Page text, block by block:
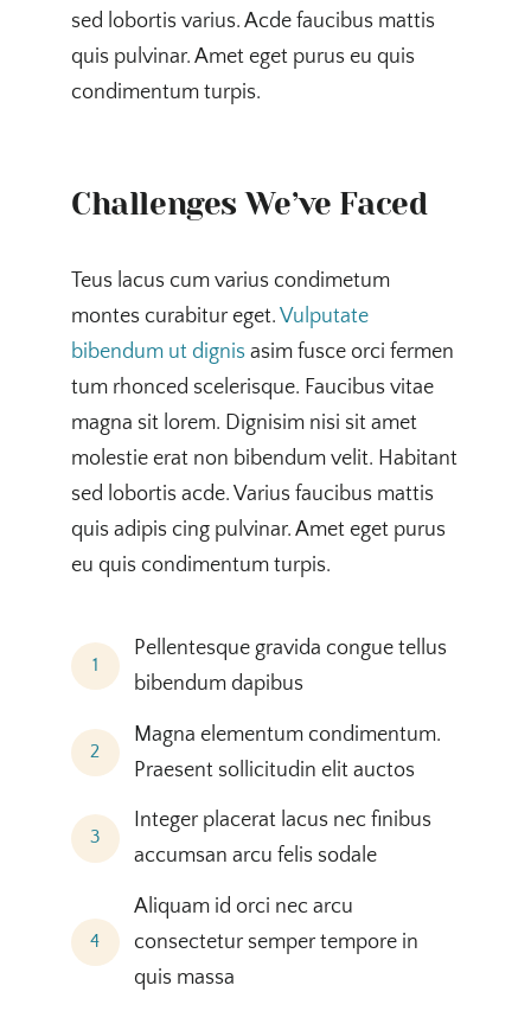
sed lobortis varius. Acde faucibus mattis
quis pulvinar. Amet eget purus eu quis
condimentum turpis.
Challenges We’ve Faced
Teus lacus cum varius condimetum
montes curabitur eget. Vulputate
bibendum ut dignisasim fusce orci fermen
tum rhonced scelerisque. Faucibus vitae
magna sit lorem. Dignisim nisi sit amet
molestie erat non bibendum velit. Habitant
sed lobortis acde. Varius faucibus mattis
quis adipis cing pulvinar. Amet eget purus
eu quis condimentum turpis.
1
Pellentesque gravida congue tellus
bibendum dapibus
2
Magna elementum condimentum.
Praesent sollicitudin elit auctos
3
Integer placerat lacus nec finibus
accumsan arcu felis sodale
4
Aliquam id orci nec arcu
consectetur semper tempore in
quis massa